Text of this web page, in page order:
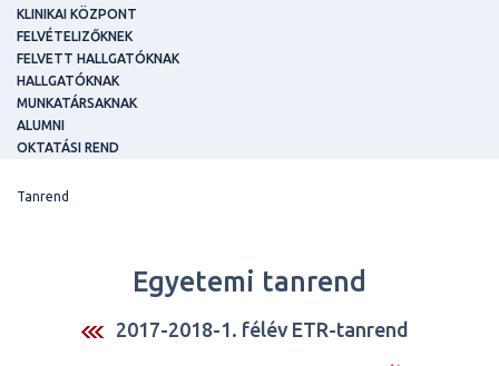
KLINIKAI KÖZPONT
FELVÉTELIZŐKNEK
FELVETT HALLGATÓKNAK
HALLGATÓKNAK
MUNKATÁRSAKNAK
ALUMNI
OKTATÁSI REND
Tanrend
Egyetemi tanrend
2017-2018-1. félév ETR-tanrend